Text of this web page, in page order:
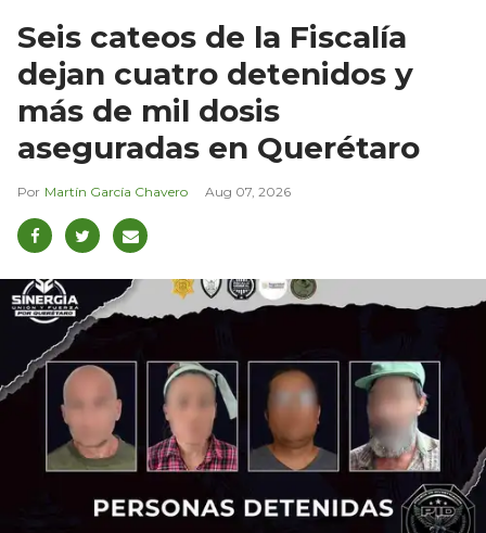
Seis cateos de la Fiscalía
dejan cuatro detenidos y
más de mil dosis
aseguradas en Querétaro
Martín García Chavero Aug 07, 2026